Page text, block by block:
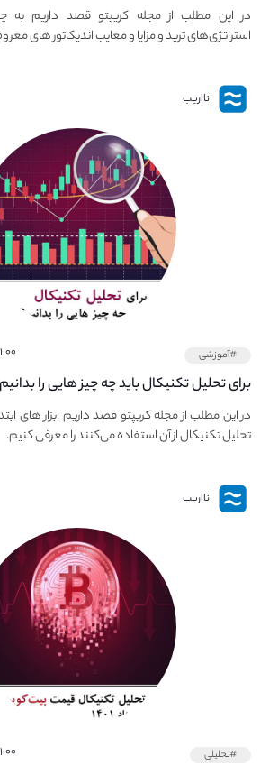
استراتژی های مهم ترید در بازار کریپتو
در این مطلب از مجله کریپتو قصد داریم به
استراتژی‌های ترید و مزایا و معایب اندیکاتور های
نااریب
#آموزشی ۰۱:۰۰ دوشنبه -
اولیه تحلیل تکنیکال در مجله کریپتو
در این مطلب از مجله کریپتو قصد داریم ابزار های
تحلیل تکنیکال از آن استفاده می‌کنند را معرفی کنیم.
نااریب
#تحلیلی ۰۱:۰۰ دوشنبه -